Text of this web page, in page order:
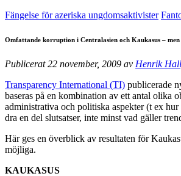
Fängelse för azeriska ungdomsaktivister
Omfattande korruption i Centralasien och Kaukasus –
Publicerat22 november, 2009 av Henrik
Transparency International (TI) publicerade
baseras på en kombination av ett antal olika
administrativa och politiska aspekter (t ex
dra en del slutsatser, inte minst vad gäller
Här ges en överblick av resultaten för
möjliga.
KAUKASUS